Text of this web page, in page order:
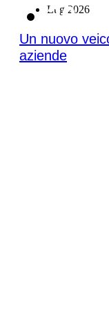
Lug 2026
20
Un nuovo
aziende